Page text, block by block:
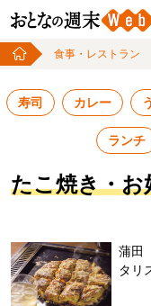
食事・レストラン
寿司 カレー
ランチ
たこ焼き・お
蒲田
タリ